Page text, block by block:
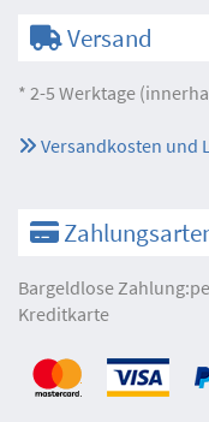
Versand
* 2-5 Werktage
Versandkosten und
Bargeldlose
Kreditkarte